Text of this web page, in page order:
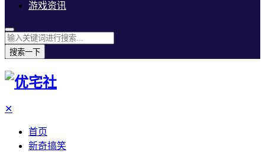
游戏资讯
搜索一下
✕
首页
新奇搞笑